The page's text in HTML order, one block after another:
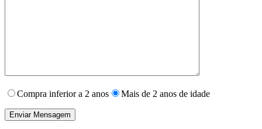
Compra inferior a 2 anos Mais de 2 anos de idade